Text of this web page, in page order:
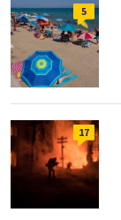
5
17